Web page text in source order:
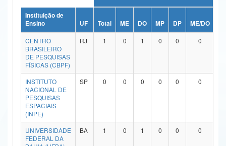
Ministério da Ciência, Tecnologia, Inovações e Comunicações
Ministério do Meio Ambiente
Ministério do Turismo
Ministério do Desenvolvimento Regional
Controladoria-Geral da União
Ministério da Mulher, da Família e dos Direitos Humanos
Secretaria-Geral
Instituição de
Ensino
UF Total ME DO MP DP ME/DO
CENTRO
BRASILEIRO
DE PESQUISAS
FÍSICAS (CBPF)
RJ 1 0 1 0 0 0
INSTITUTO
NACIONAL DE
PESQUISAS
ESPACIAIS
(INPE)
SP 0 0 0 0 0 0
UNIVERSIDADE
FEDERAL DA
BA 1 0 1 0 0 0